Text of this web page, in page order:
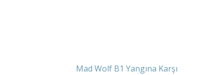
Mad Wolf B1 Yangına Karşı